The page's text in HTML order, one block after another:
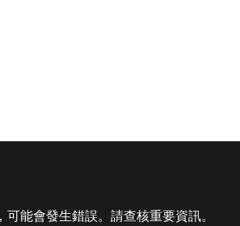
能會發生錯誤。請查核重要資訊。